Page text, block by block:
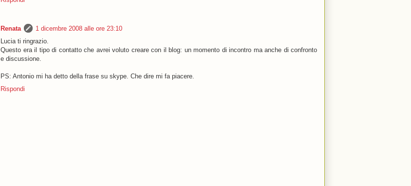
Renata
1 dicembre 2008 alle ore 23:10
Lucia ti ringrazio.
Questo era il tipo di contatto che avrei voluto creare con il blog: un momento di incontro ma anche di confronto
e discussione.
PS: Antonio mi ha detto della frase su skype. Che dire mi fa piacere.
Rispondi